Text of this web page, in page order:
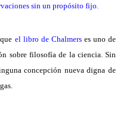
sin un propósito fijo
el libro de Chalmerses uno de
sobre filosofía de la ciencia. Sin
concepción nueva digna de